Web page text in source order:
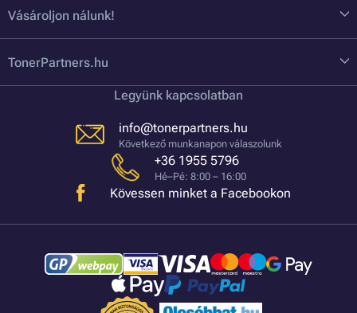
Vásároljon nálunk!
TonerPartners.hu
Legyünk kapcsolatban
info@tonerpartners.hu
Következő munkanapon válaszolunk
+36 1955 5796
Hé–Pé: 8:00 – 16:00
Kövessen minket a Facebookon